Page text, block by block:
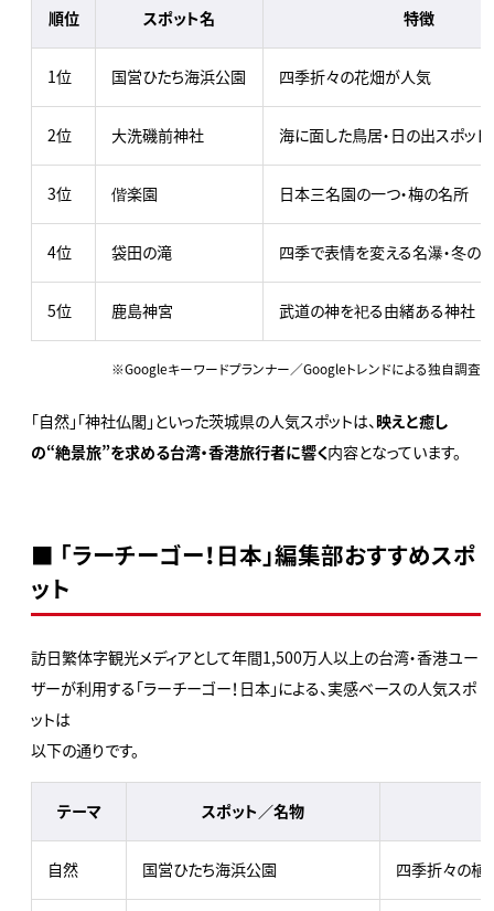
順位 スポット名 特徴
1位 国営ひたち海浜公園 四季折々の花畑が人気
2位 大洗磯前神社 海に面した鳥居・日の出スポット
3位 偕楽園 日本三名園の一つ・梅の名所
4位 袋田の滝 四季で表情を変える名瀑・冬の
5位 鹿島神宮 武道の神を祀る由緒ある神社
※Googleキーワードプランナー／Googleトレンドによる独自調査
「自然」「神社仏閣」といった茨城県の人気スポットは、映えと癒し
の“絶景旅”を求める台湾・香港旅行者に響く内容となっています。
■ 「ラーチーゴー！日本」編集部おすすめスポ
ット
訪日繁体字観光メディアとして年間1,500万人以上の台湾・香港ユー
ザーが利用する「ラーチーゴー！日本」による、実感ベースの人気スポ
ットは
以下の通りです。
テーマ スポット／名物
自然 国営ひたち海浜公園 四季折々の植